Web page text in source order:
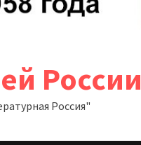
России
Россия"